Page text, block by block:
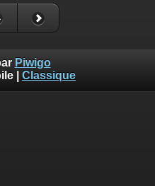
Piwigo
Classique